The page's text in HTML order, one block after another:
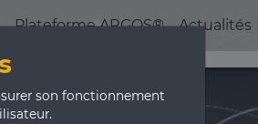
Plateforme ARGOS® Actualités
son fonctionnement